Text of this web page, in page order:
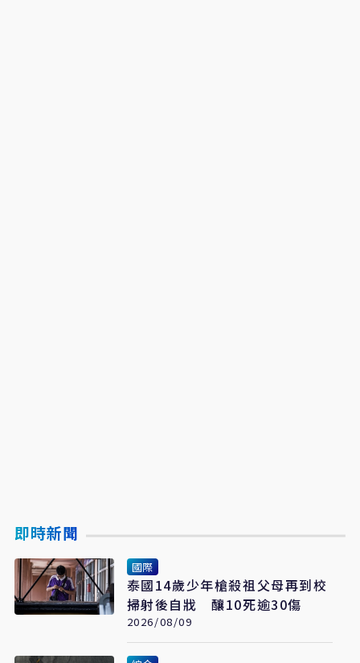
即時新聞
國際
泰國14歲少年槍殺祖父母再到校
掃射後自戕 釀10死逾30傷
2026/08/09